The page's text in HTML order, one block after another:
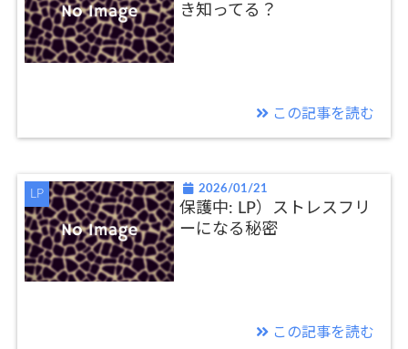
き知ってる？
この記事を読む
LP 2026/01/21
保護中: LP）ストレスフリ
ーになる秘密
この記事を読む